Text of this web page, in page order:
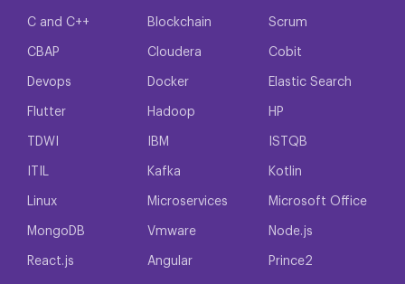
C and C++ Blockchain Scrum
CBAP Cloudera Cobit
Devops Docker Elastic Search
Flutter Hadoop HP
TDWI IBM ISTQB
ITIL Kafka Kotlin
Linux Microservices Microsoft Office
MongoDB Vmware Node.js
React.js Angular Prince2